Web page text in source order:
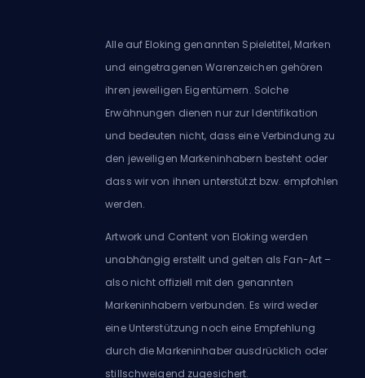
Alle auf Eloking genannten Spieletitel, Marken
und eingetragenen Warenzeichen gehören
ihren jeweiligen Eigentümern. Solche
Erwähnungen dienen nur zur Identifikation
und bedeuten nicht, dass eine Verbindung zu
den jeweiligen Markeninhabern besteht oder
dass wir von ihnen unterstützt bzw. empfohlen
werden.
Artwork und Content von Eloking werden
unabhängig erstellt und gelten als Fan-Art –
also nicht offiziell mit den genannten
Markeninhabern verbunden. Es wird weder
eine Unterstützung noch eine Empfehlung
durch die Markeninhaber ausdrücklich oder
stillschweigend zugesichert.